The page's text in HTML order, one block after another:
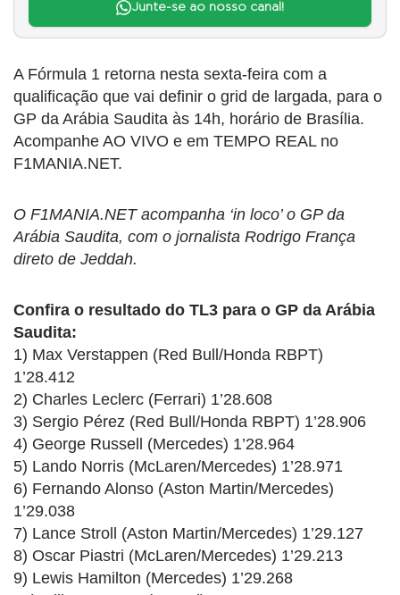
Junte-se ao nosso canal!
A Fórmula 1 retorna nesta sexta-feira com a
qualificação que vai definir o grid de largada, para o
GP da Arábia Saudita às 14h, horário de Brasília.
Acompanhe AO VIVO e em TEMPO REAL no
F1MANIA.NET.
O F1MANIA.NET acompanha ‘in loco’ o GP da
Arábia Saudita, com o jornalista Rodrigo França
direto de Jeddah.
Confira o resultado do TL3 para o GP da Arábia
Saudita:
1) Max Verstappen (Red Bull/Honda RBPT)
1’28.412
2) Charles Leclerc (Ferrari) 1’28.608
3) Sergio Pérez (Red Bull/Honda RBPT) 1’28.906
4) George Russell (Mercedes) 1’28.964
5) Lando Norris (McLaren/Mercedes) 1’28.971
6) Fernando Alonso (Aston Martin/Mercedes)
1’29.038
7) Lance Stroll (Aston Martin/Mercedes) 1’29.127
8) Oscar Piastri (McLaren/Mercedes) 1’29.213
9) Lewis Hamilton (Mercedes) 1’29.268